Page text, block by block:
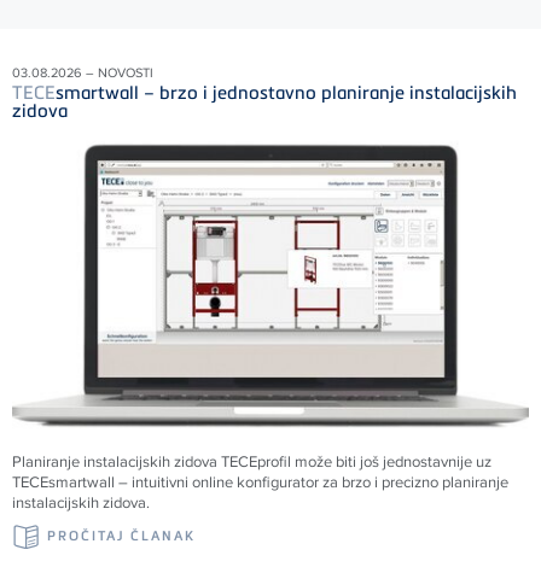
03.08.2026 – NOVOSTI
TECEsmartwall – brzo i jednostavno planiranje instalacijskih
zidova
Planiranje instalacijskih zidova TECEprofil može biti još jednostavnije uz
TECEsmartwall – intuitivni online konfigurator za brzo i precizno planiranje
instalacijskih zidova.
PROČITAJ ČLANAK